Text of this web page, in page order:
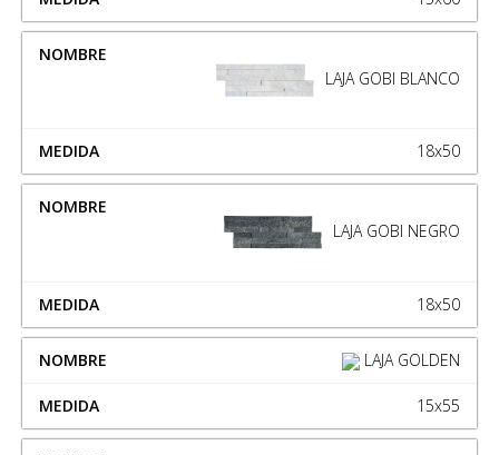
LAJA GOBI BLANCO
18x50
LAJA GOBI NEGRO
18x50
LAJA GOLDEN
15x55